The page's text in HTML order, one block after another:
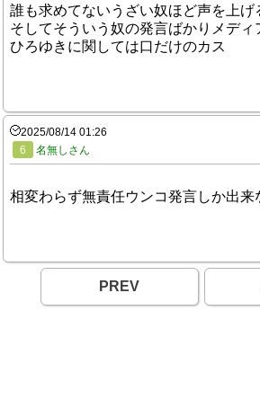
誰も求めてないうざい奴ほど声を上げ
そしてそういう奴の発言ばかりメディ
ひろゆきに関しては口だけのカス
2025/08/14 01:26
6
名無しさん
相変わらず無責任ウンコ発言しか出来
PREV